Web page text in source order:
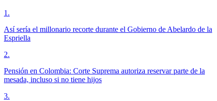
1 .
Así sería el millonario recorte durante el Gobierno de Abelardo de la
Espriella
2.
Pensión en Colombia: Corte Suprema autoriza reservar parte de la
mesada, incluso si no tiene hijos
3.